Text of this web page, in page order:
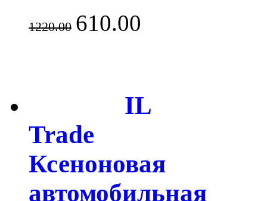
1220.00 610.00
IL
Trade
Ксеноновая
автомобильная